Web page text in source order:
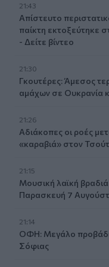
21:43
Απίστευτο
παίκτη εκτοξεύτηκε
- Δείτε βίντεο
21:30
Γκουτέρες: Άμεσος
αμάχων σε Ουκρανία
21:26
Αδιάκοπες οι ροές
«καραβιά» στον
21:15
Μουσική λαϊκή
Παρασκευή 7
21:14
ΟΦΗ: Μεγάλο
Σόφιας